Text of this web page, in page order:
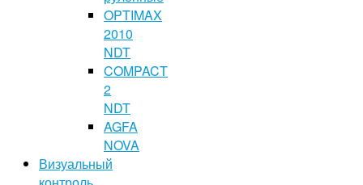
OPTIMAX
2010
NDT
COMPACT
2
NDT
AGFA
NOVA
Визуальный